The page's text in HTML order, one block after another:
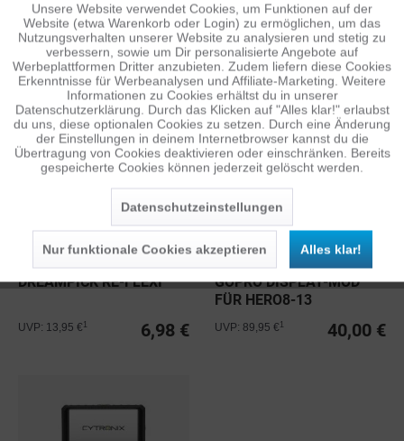
CVW SWIFT Z
VIDEOFUNKSTRECKEN-
SET
400,00 €
UVP: 849,00 €1
PEPPERDECKS DJOCLATE
14,98 €
UVP: 39,95 € 1
DREAMPICK RE-FLEXI
6,98 €
UVP: 13,95 €
GOPRO DISPLAY-MOD
FÜR HERO8-13
40,00 €
UVP: 89,95 €
Funktionale Aktiv
Tracking Inaktiv
Personalisierung Inaktiv
Service Inaktiv
Unsere Website verwendet Cookies, um Funktionen auf der
Website (etwa Warenkorb oder Login) zu ermöglichen, um das
Nutzungsverhalten unserer Website zu analysieren und stetig zu
verbessern, sowie um Dir personalisierte Angebote auf
Werbeplattformen Dritter anzubieten. Zudem liefern diese Cookies
Erkenntnisse für Werbeanalysen und Affiliate-Marketing. Weitere
Informationen zu Cookies erhältst du in unserer
Datenschutzerklärung. Durch das Klicken auf "Alles klar!" erlaubst
du uns, diese optionalen Cookies zu setzen. Durch eine Änderung
der Einstellungen in deinem Internetbrowser kannst du die
Übertragung von Cookies deaktivieren oder einschränken. Bereits
gespeicherte Cookies können jederzeit gelöscht werden.
Datenschutzeinstellungen
Nur funktionale Cookies akzeptieren Alles klar!